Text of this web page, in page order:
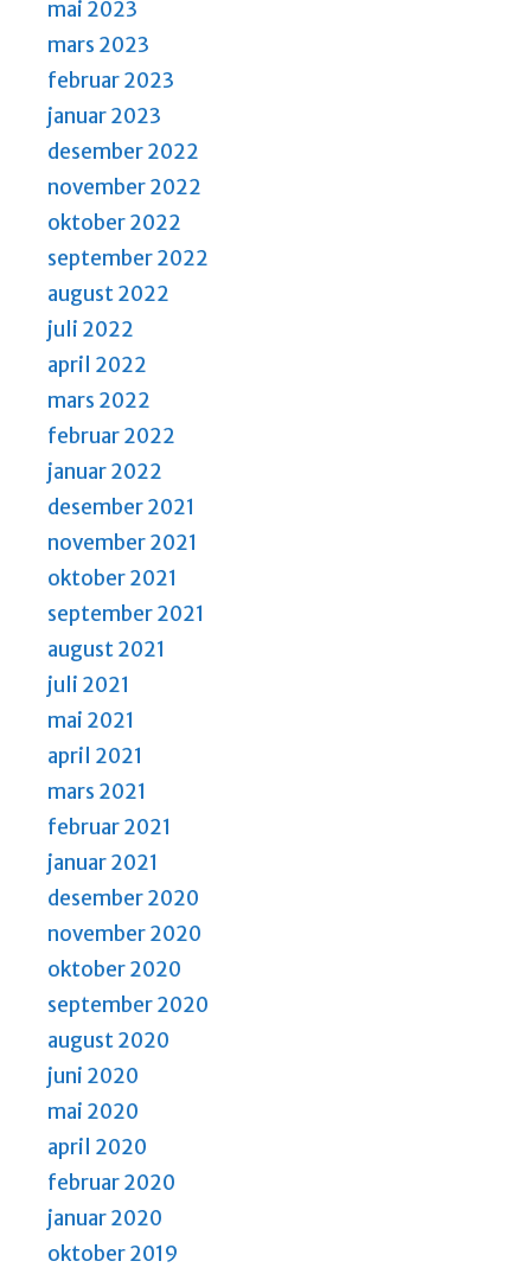
mai 2023
mars 2023
februar 2023
januar 2023
desember 2022
november 2022
oktober 2022
september 2022
august 2022
juli 2022
april 2022
mars 2022
februar 2022
januar 2022
desember 2021
november 2021
oktober 2021
september 2021
august 2021
juli 2021
mai 2021
april 2021
mars 2021
februar 2021
januar 2021
desember 2020
november 2020
oktober 2020
september 2020
august 2020
juni 2020
mai 2020
april 2020
februar 2020
januar 2020
oktober 2019